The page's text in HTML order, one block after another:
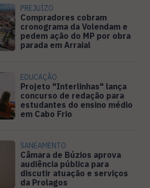
PREJUÍZO
Compradores cobram
cronograma da Volendam e
pedem ação do MP por obra
parada em Arraial
EDUCAÇÃO
Projeto "Interlinhas" lança
concurso de redação para
estudantes do ensino médio
em Cabo Frio
SANEAMENTO
Câmara de Búzios aprova
audiência pública para
discutir atuação e serviços
da Prolagos